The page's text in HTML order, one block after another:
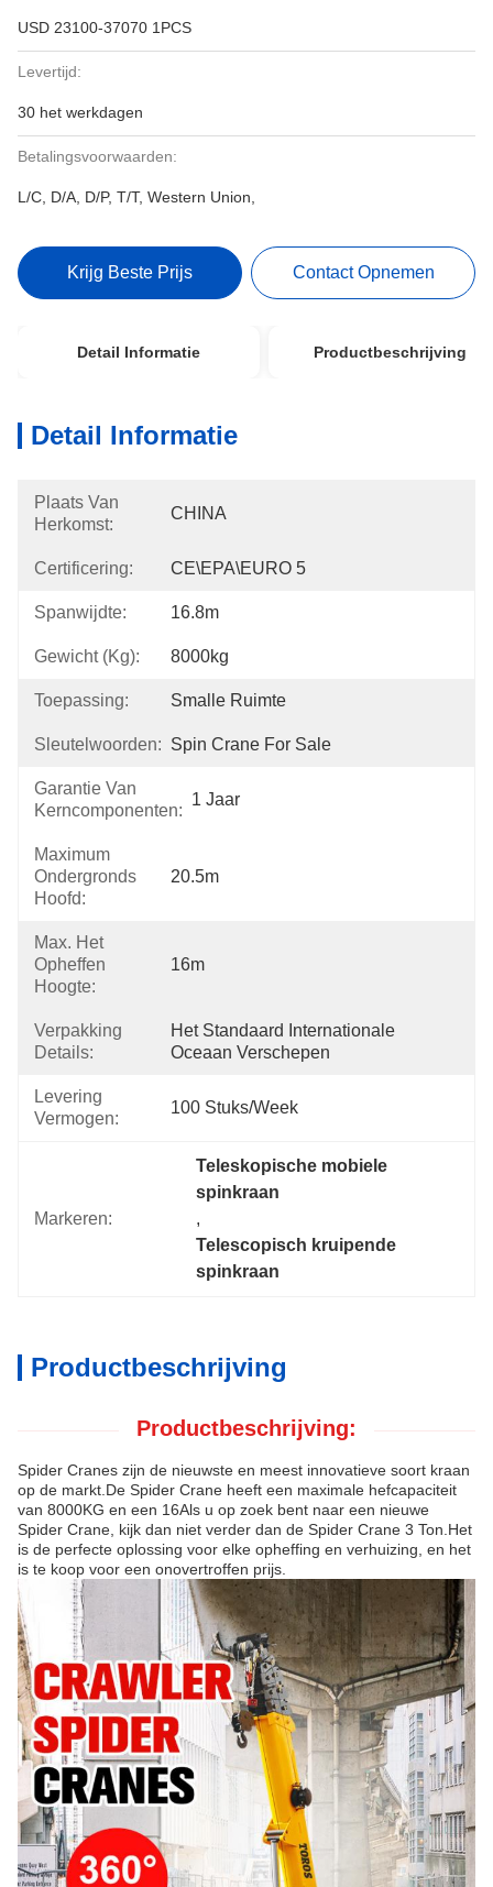
USD 23100-37070 1PCS
Levertijd:
30 het werkdagen
Betalingsvoorwaarden:
L/C, D/A, D/P, T/T, Western Union,
Krijg Beste Prijs Contact Opnemen
Detail Informatie Productbeschrijving
Detail Informatie
Plaats Van
Herkomst:
CHINA
Certificering: CE\EPA\EURO 5
Spanwijdte: 16.8m
Gewicht (kg): 8000kg
Toepassing: Smalle Ruimte
Sleutelwoorden: Spin Crane For Sale
Garantie Van
Kerncomponenten:
1 Jaar
Maximum
Ondergronds
Hoofd:
20.5m
Max. Het
Opheffen
Hoogte:
16m
Verpakking
Details:
Het Standaard Internationale
Oceaan Verschepen
Levering
Vermogen:
100 Stuks/week
Markeren:
Teleskopische mobiele
spinkraan
,
Telescopisch kruipende
spinkraan
Productbeschrijving
Productbeschrijving:
Spider Cranes zijn de nieuwste en meest innovatieve soort kraan
op de markt.De Spider Crane heeft een maximale hefcapaciteit
van 8000KG en een 16Als u op zoek bent naar een nieuwe
Spider Crane, kijk dan niet verder dan de Spider Crane 3 Ton.Het
is de perfecte oplossing voor elke opheffing en verhuizing, en het
is te koop voor een onovertroffen prijs.